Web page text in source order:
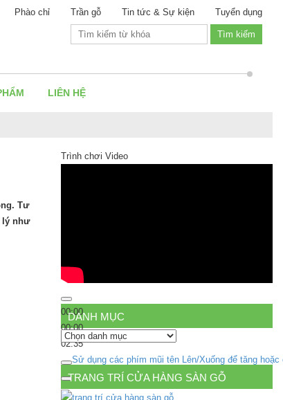
Phào chỉ Trần gỗ Tin tức & Sự kiện Tuyển dụng
LIÊN HỆ
Tư
lý như
Trình chơi Video
00:00
00:00
02:35
Sử dụng các phím mũi tên Lên/Xuống để tăng
DANH MỤC
Danh
TRANG TRÍ CỬA HÀNG SÀN GỖ